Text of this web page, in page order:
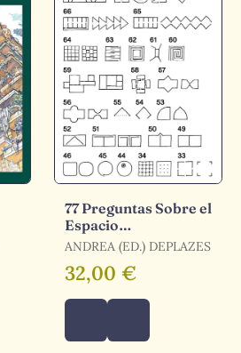
77 Preguntas Sobre el
Espacio
Arquitectónico
ANDREA (ED.) DEPLAZES
32,00 €